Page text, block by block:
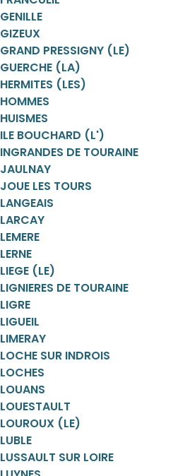
GENILLE
GIZEUX
GRAND PRESSIGNY (LE)
GUERCHE (LA)
HERMITES (LES)
HOMMES
HUISMES
ILE BOUCHARD (L')
INGRANDES DE TOURAINE
JAULNAY
JOUE LES TOURS
LANGEAIS
LARCAY
LEMERE
LERNE
LIEGE (LE)
LIGNIERES DE TOURAINE
LIGRE
LIGUEIL
LIMERAY
LOCHE SUR INDROIS
LOCHES
LOUANS
LOUESTAULT
LOUROUX (LE)
LUBLE
LUSSAULT SUR LOIRE